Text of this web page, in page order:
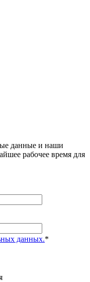
данные и наши
рабочее время для
данных.*